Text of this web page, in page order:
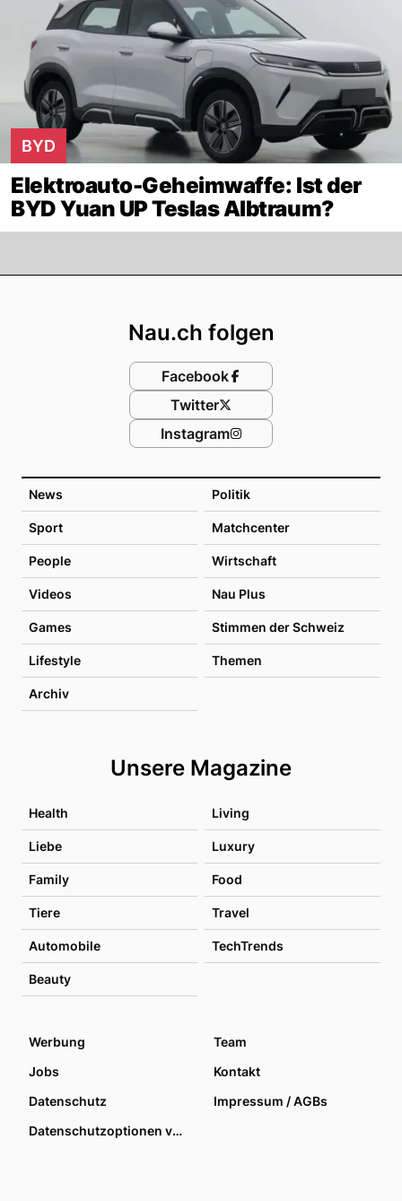
BYD
Elektroauto-Geheimwaffe: Ist der
BYD Yuan UP Teslas Albtraum?
News Politik
Sport Matchcenter
People Wirtschaft
Videos Nau Plus
Games Stimmen der Schweiz
Lifestyle Themen
Archiv
Unsere Magazine
Health Living
Liebe Luxury
Family Food
Tiere Travel
Automobile TechTrends
Beauty
Nau.ch folgen
Facebook
Twitter
Instagram
Werbung
Team
Jobs
Kontakt
Datenschutz
Impressum / AGBs
Datenschutzoptionen verwalten